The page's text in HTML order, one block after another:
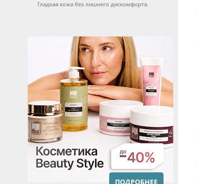
Гладкая кожа без лишнего дискомфорта.
ПОДРОБНЕЕ